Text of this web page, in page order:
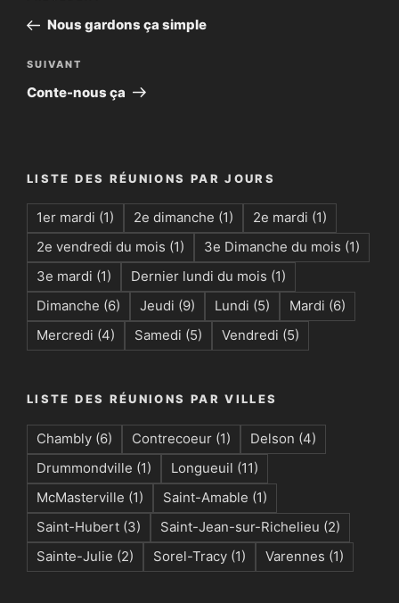
l’article
précédent
Nous gardons ça simple
Article
suivant
SUIVANT
Conte-nous ça
LISTE DES RÉUNIONS PAR JOURS
1er mardi (1) 2e dimanche (1) 2e mardi (1)
2e vendredi du mois (1) 3e Dimanche du mois (1)
3e mardi (1) Dernier lundi du mois (1)
Dimanche (6) Jeudi (9) Lundi (5) Mardi (6)
Mercredi (4) Samedi (5) Vendredi (5)
LISTE DES RÉUNIONS PAR VILLES
Chambly (6) Contrecoeur (1) Delson (4)
Drummondville (1) Longueuil (11)
McMasterville (1) Saint-Amable (1)
Saint-Hubert (3) Saint-Jean-sur-Richelieu (2)
Sainte-Julie (2) Sorel-Tracy (1) Varennes (1)